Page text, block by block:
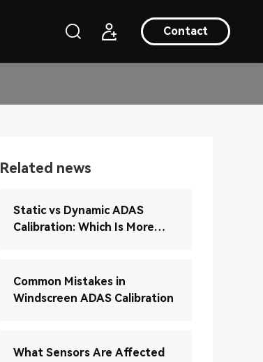
Contact
Related news
Static vs Dynamic ADAS
Calibration: Which Is More
Common Mistakes in
Windscreen ADAS Calibration
What Sensors Are Affected